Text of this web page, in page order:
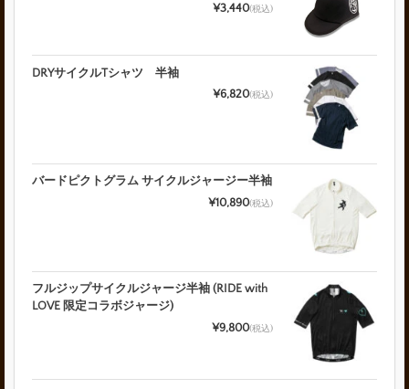
¥3,440(税込)
DRYサイクルTシャツ 半袖
¥6,820(税込)
バードピクトグラム サイクルジャージー半袖
¥10,890(税込)
フルジップサイクルジャージ半袖 (RIDE with
LOVE 限定コラボジャージ)
¥9,800(税込)